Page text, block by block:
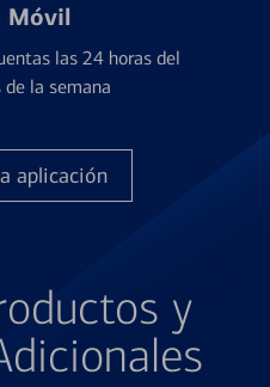
Móvil
las 24 horas del
la semana
aplicación
y